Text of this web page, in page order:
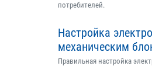
потребителей.
Настройка
механическим
Правильная настройка